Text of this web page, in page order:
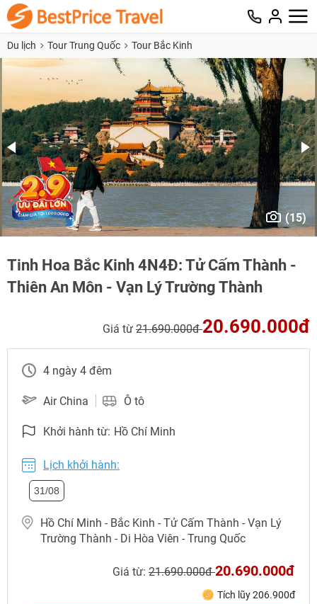
Du lịch Tour Trung Quốc Tour Bắc Kinh
(15)
Tinh Hoa Bắc Kinh 4N4Đ: Tử Cấm Thành -
Thiên An Môn - Vạn Lý Trường Thành
Giá từ 21.690.000đ 20.690.000đ
4 ngày 4 đêm
Air China Ô tô
Khởi hành từ: Hồ Chí Minh
Lịch khởi hành:
31/08
Hồ Chí Minh - Bắc Kinh - Tử Cấm Thành - Vạn Lý
Trường Thành - Di Hòa Viên - Trung Quốc
Giá từ: 21.690.000đ 20.690.000đ
Tích lũy 206.900đ
TƯ VẤN NGAY
NHẬN ƯU ĐÃI NGAY